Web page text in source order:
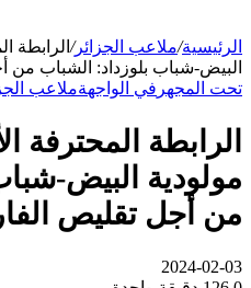
الرئيسية/ملاعب الجزائر/ الرابطة
البيض-شباب بلوزداد: الشباب من
تحت المجهر في الواجهةملاعب
الرابطة المحترفة
مولودية البيض-
من أجل تقليص
2024-02-03